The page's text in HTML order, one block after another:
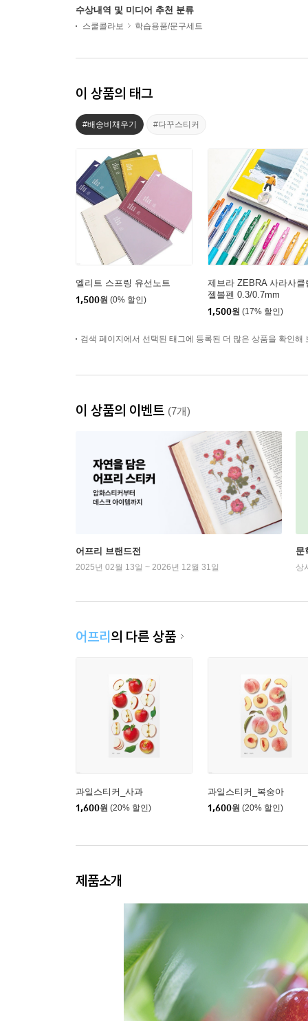
수상내역 및 미디어 추천 분류
스쿨콜라보 학습용품/문구세트
이 상품의 태그
#배송비채우기 #다꾸스티커
엘리트 스프링 유선노트
1,500원 (0% 할인)
제브라 ZEBRA 사라사클
젤볼펜 0.3/0.7mm
1,500원 (17% 할인)
검색 페이지에서 선택된 태그에 등록된 더 많은 상품을 확인해
이 상품의 이벤트 (7개)
어프리 브랜드전
2025년 02월 13일 ~ 2026년 12월 31일
문
상
어프리의 다른 상품
과일스티커_사과
1,600원 (20% 할인)
과일스티커_복숭아
1,600원 (20% 할인)
제품소개